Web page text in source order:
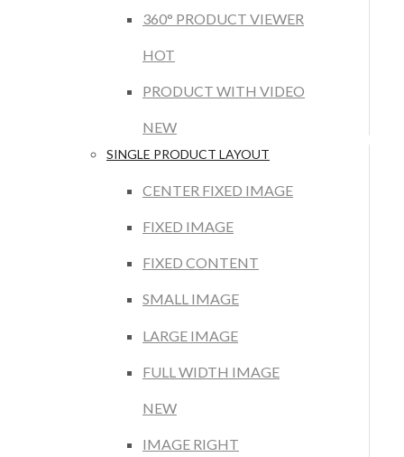
360° PRODUCT VIEWER
HOT
PRODUCT WITH VIDEO
NEW
SINGLE PRODUCT LAYOUT
CENTER FIXED IMAGE
FIXED IMAGE
FIXED CONTENT
SMALL IMAGE
LARGE IMAGE
FULL WIDTH IMAGE
NEW
IMAGE RIGHT